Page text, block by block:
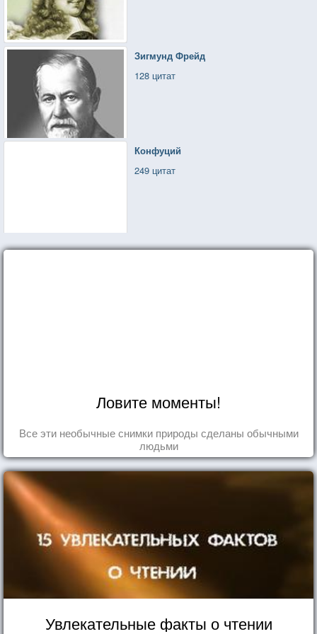
где и мы остаёмся друг у друга...
Зигмунд Фрейд
128 цитат
Конфуций
249 цитат
Ловите моменты!
Все эти необычные снимки природы сделаны обычными
людьми
Увлекательные факты о чтении